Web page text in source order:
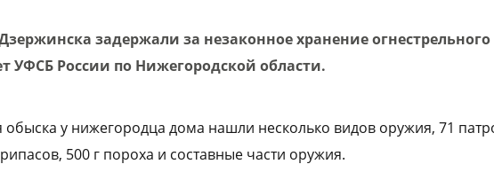
задержали за незаконное хранение
УФСБ России по Нижегородской области.
обыска у нижегородца дома нашли несколько видов оружия, 71
500 г пороха и составные части оружия.